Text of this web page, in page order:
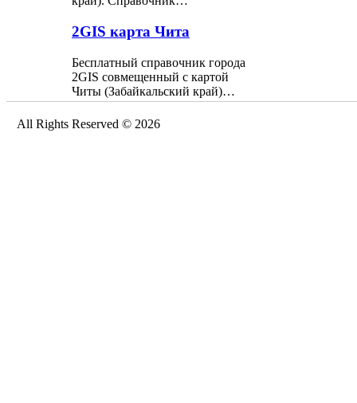
2GIS карта Чита
Бесплатный справочник города
2GIS совмещенный с картой
Читы (Забайкальский край)…
All Rights Reserved © 2026